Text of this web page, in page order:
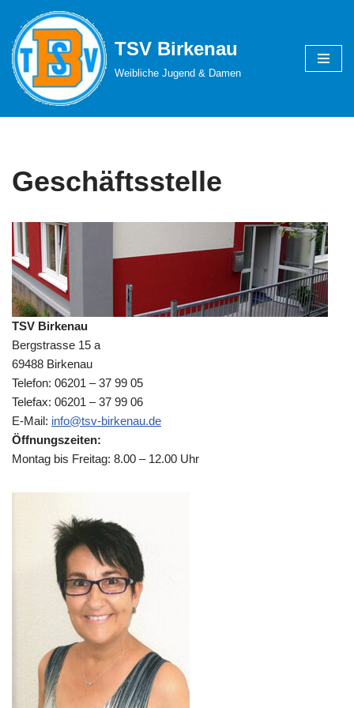
Zum
Inhalt
springen
TSV Birkenau
Weibliche Jugend & Damen
Geschäftsstelle
TSV Birkenau
Bergstrasse 15 a
69488 Birkenau
Telefon: 06201 – 37 99 05
Telefax: 06201 – 37 99 06
E-Mail: info@tsv-birkenau.de
Öffnungszeiten:
Montag bis Freitag: 8.00 – 12.00 Uhr